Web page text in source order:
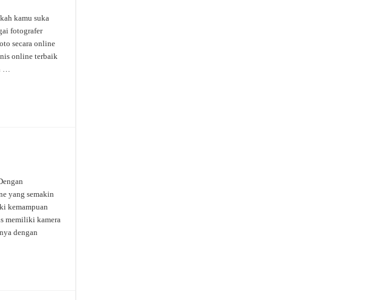
kamu suka
fotografer
secara online
online terbaik
…
yang semakin
kemampuan
memiliki kamera
dengan